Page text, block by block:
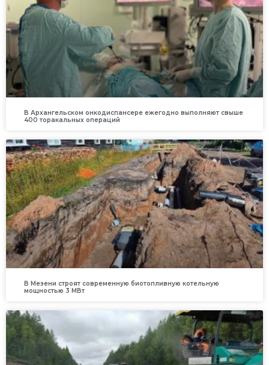
В Архангельском онкодиспансере ежегодно выполняют свыше
400 торакальных операций
В Мезени строят современную биотопливную котельную
мощностью 3 МВт